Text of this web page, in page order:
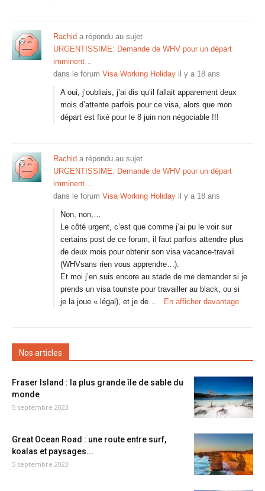
Rachid a répondu au sujet
URGENTISSIME: Demande de WHV pour un départ
imminent…
dans le forum Visa Working Holiday il y a 18 ans
A oui, j’oubliais, j’ai dis qu’il fallait apparement deux
mois d’attente parfois pour ce visa, alors que mon
départ est fixé pour le 8 juin non négociable !!!
Rachid a répondu au sujet
URGENTISSIME: Demande de WHV pour un départ
imminent…
dans le forum Visa Working Holiday il y a 18 ans
Non, non,…
Le côté urgent, c’est que comme j’ai pu le voir sur
certains post de ce forum, il faut parfois attendre plus
de deux mois pour obtenir son visa vacance-travail
(WHVsans rien vous apprendre…).
Et moi j’en suis encore au stade de me demander si je
prends un visa touriste pour travailler au black, ou si
je la joue « légal), et je de…
En afficher davantage
Nos articles
Fraser Island : la plus grande île de sable du
monde
5 septembre 2023
Great Ocean Road : une route entre surf,
koalas et paysages...
5 septembre 2023